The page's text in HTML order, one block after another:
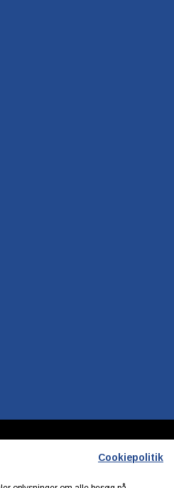
Cookiepolitik